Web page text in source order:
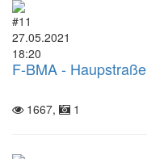
#11
27.05.2021
18:20
F-BMA - Haupstraße
1667, 1